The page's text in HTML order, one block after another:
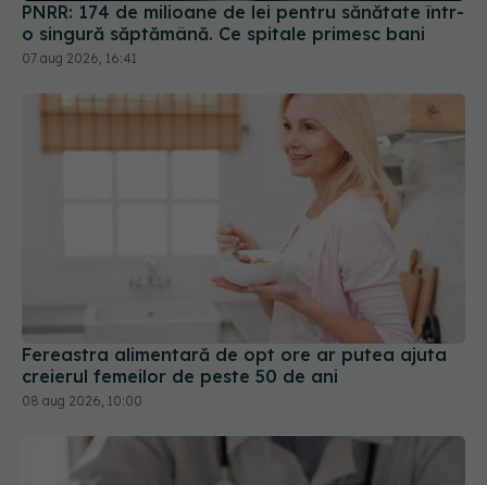
PNRR: 174 de milioane de lei pentru sănătate într-
o singură săptămână. Ce spitale primesc bani
07 aug 2026, 16:41
Fereastra alimentară de opt ore ar putea ajuta
creierul femeilor de peste 50 de ani
08 aug 2026, 10:00